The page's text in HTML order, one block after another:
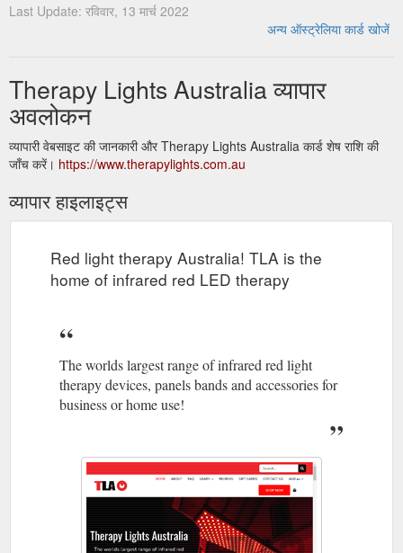
Last Update: रविवार, 13 मार्च 2022
अन्य ऑस्ट्रेलिया कार्ड खोजें
Therapy Lights Australia व्यापार
अवलोकन
व्यापारी वेबसाइट की जानकारी और Therapy Lights Australia कार्ड शेष राशि की
जाँच करें। https://www.therapylights.com.au
व्यापार हाइलाइट्स
Red light therapy Australia! TLA is the
home of infrared red LED therapy
The worlds largest range of infrared red light
therapy devices, panels bands and accessories for
business or home use!